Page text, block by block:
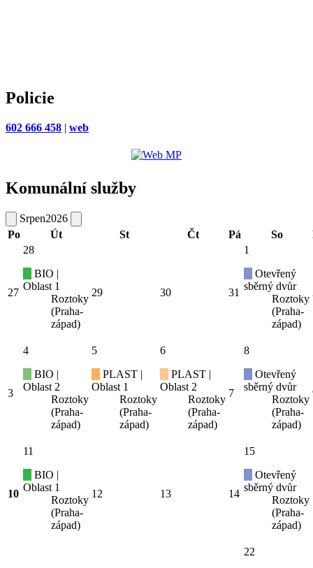
Policie
602 666 458 | web
Komunální služby
Srpen2026
Po
Út St Čt Pá So
27
28
BIO |
Oblast 1
Roztoky
(Praha-
západ)
29 30 31
1
Otevřený
sběrný dvůr
Roztoky
(Praha-
západ)
3
4
BIO |
Oblast 2
Roztoky
(Praha-
západ)
5
PLAST |
Oblast 1
Roztoky
(Praha-
západ)
6
PLAST |
Oblast 2
Roztoky
(Praha-
západ)
7
8
Otevřený
sběrný dvůr
Roztoky
(Praha-
západ)
10
11
BIO |
Oblast 1
Roztoky
(Praha-
západ)
12 13 14
15
Otevřený
sběrný dvůr
Roztoky
(Praha-
západ)
22